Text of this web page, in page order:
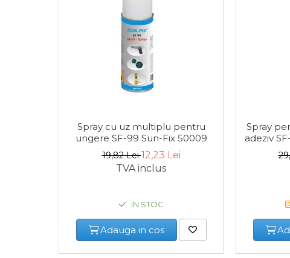
Canistre benzina (combustibil)
Presa Hidraulica Tinichigerie
Pompa transfer lichide
Spray cu uz multiplu pentru
ungere SF-99 Sun-Fix 50009
19,82 Lei12,23 Lei
TVA inclus
IN STOC
Adauga in cos
Spray
adeziv